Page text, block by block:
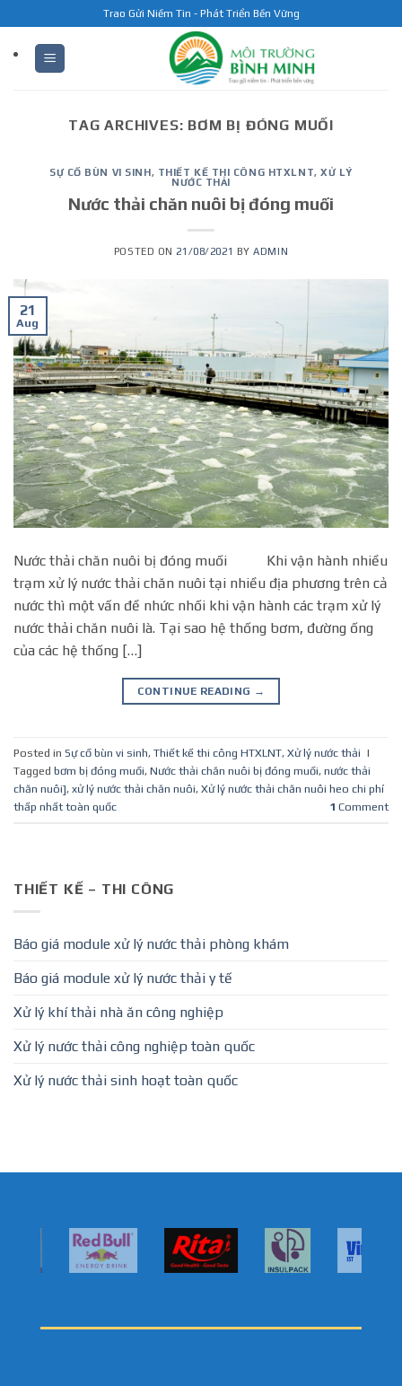
to
content
Trao Gửi Niềm Tin - Phát Triển Bền Vững
TAG ARCHIVES: BƠM BỊ ĐÓNG MUỐI
SỰ CỐ BÙN VI SINH, THIẾT KẾ THI CÔNG HTXLNT,XỬ LÝ
NƯỚC THẢI
Nước thải chăn nuôi bị đóng muối
POSTED ON 21/08/2021 BYADMIN
21
Aug
Nước thải chăn nuôi bị đóng muối Khi vận hành nhiều
trạm xử lý nước thải chăn nuôi tại nhiều địa phương trên cả
nước thì một vấn đề nhức nhối khi vận hành các trạm xử lý
nước thải chăn nuôi là. Tại sao hệ thống bơm, đường ống
của các hệ thống […]
CONTINUE READING →
Posted in Sự cố bùn vi sinh, Thiết kế thi công HTXLNT, Xử lý nước thải |
Tagged bơm bị đóng muối, Nước thải chăn nuôi bị đóng muối, nước thải
chăn nuôi], xử lý nước thải chăn nuôi, Xử lý nước thải chăn nuôi heo chi phí
thấp nhất toàn quốc
1 Comment
THIẾT KẾ – THI CÔNG
Báo giá module xử lý nước thải phòng khám
Báo giá module xử lý nước thải y tế
Xử lý khí thải nhà ăn công nghiệp
Xử lý nước thải công nghiệp toàn quốc
Xử lý nước thải sinh hoạt toàn quốc